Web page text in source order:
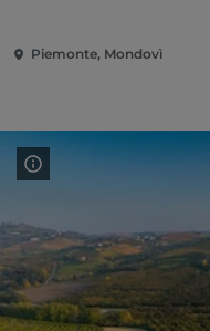
Piemonte, Mondovì